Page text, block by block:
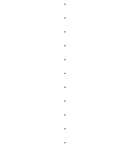
.
.
.
.
.
.
.
.
.
.